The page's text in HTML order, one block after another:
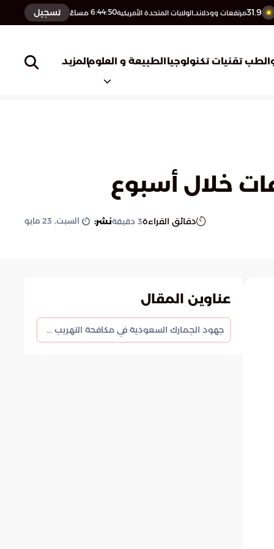
31.9مرتفعات وودلاند,الولايات المتحدة الأمريكية6:44:51 مساءً تسجيل
تقنيات تكنولوجياالطبيعة و العلومالمزيد
دقائق القراءة3 دقيقةنشر: السبت, 23 مايو
عناوين المقال
جهود الجمارك السعودية في مكافحة التهريب وحماية المجتمع